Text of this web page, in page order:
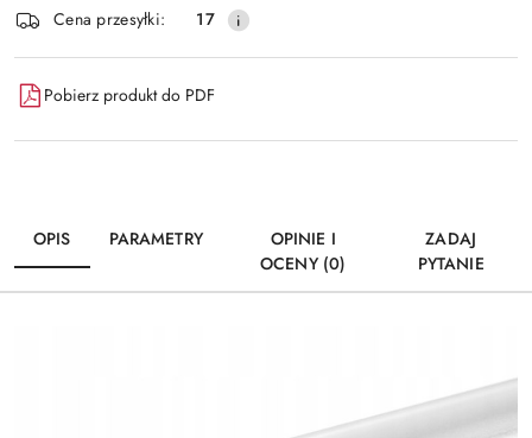
Wyślij
dostawa
Cena przesyłki:
17
Pobierz produkt do PDF
OPIS PARAMETRY
OPINIE I
OCENY (0)
ZADAJ
PYTANIE